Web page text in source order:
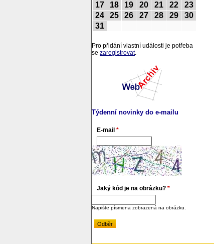
17
18 19 20 21 22
23
24
25 26 27 28 29
30
31
Pro přidání vlastní události je potřeba
se zaregistrovat.
Týdenní novinky do e-mailu
E-mail *
Jaký kód je na obrázku? *
Napište písmena zobrazená na obrázku.